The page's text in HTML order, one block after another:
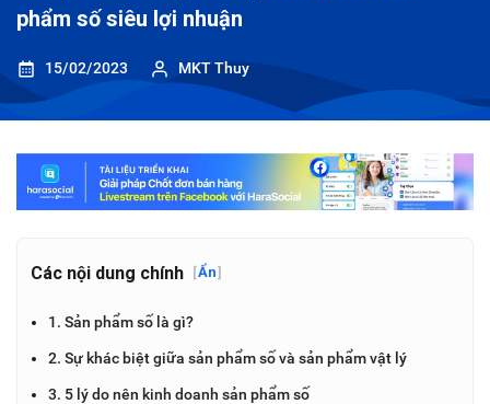
phẩm số siêu lợi nhuận
15/02/2023 MKT Thuy
Các nội dung chính [Ẩn]
1. Sản phẩm số là gì?
2. Sự khác biệt giữa sản phẩm số và sản phẩm vật lý
3. 5 lý do nên kinh doanh sản phẩm số